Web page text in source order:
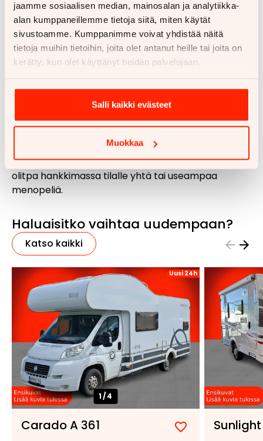
jaamme sosiaalisen median, mainosalan ja analytiikka-
alan kumppaneillemme tietoja siitä, miten käytät
sivustoamme. Kumppanimme voivat yhdistää näitä
tietoja muihin tietoihin, joita olet antanut heille tai joita on
kerätty, kun olet käyttänyt heidän palvelujaan.
Salli kaikki evästeet
Muokkaa
matkailuautosi sinua lähimpänä olevaan
myymäläämme
Maksamme mahdollisen loppuvelan ja
siirrämme rahat tilillesi
Voit myös vaihtaa matkailuautosi
mihin tahansa meillä myynnissä
olevaan ajoneuvoon
Löytyykö pihasta useampi vähälle käytölle jäänyt
ajoneuvo? Voit tarjota niitä kaikkia vaihdossa meille,
olitpa hankkimassa tilalle yhtä tai useampaa
menopeliä.
Haluaisitko vaihtaa uudempaan?
Katso kaikki
Uusi 24h
1/4
Carado A 361
Lisää
Poista